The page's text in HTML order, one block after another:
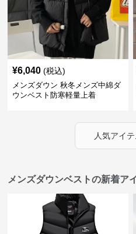
¥6,040 (税込)
メンズダウン 秋冬メンズ中綿ダ
ウンベスト防寒軽量上着
人気アイ
メンズダウンベストの新着ア